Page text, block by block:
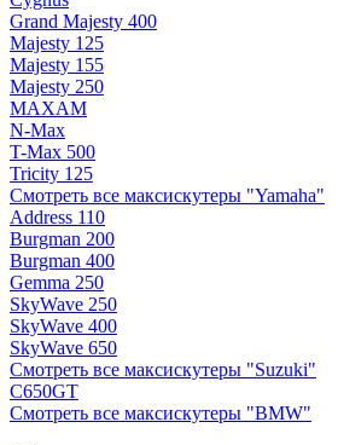
Grand Majesty 400
Majesty 125
Majesty 155
Majesty 250
MAXAM
N-Max
T-Max 500
Tricity 125
Смотреть все максискутеры "Yamaha"
Address 110
Burgman 200
Burgman 400
Gemma 250
SkyWave 250
SkyWave 400
SkyWave 650
Смотреть все максискутеры "Suzuki"
C650GT
Смотреть все максискутеры "BMW"